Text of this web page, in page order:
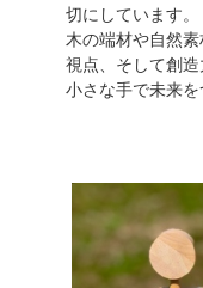
切にしています。
木の端材や自然
視点、そして創造
小さな手で未来を